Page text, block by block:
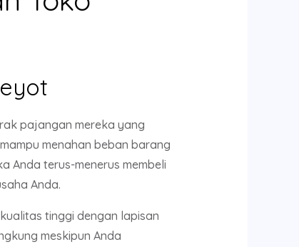
pajangan mereka yang
menahan beban barang
Anda terus-menerus membeli
Anda.
tinggi dengan lapisan
meskipun Anda